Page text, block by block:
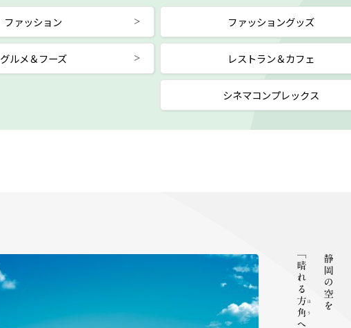
ファッション ファッショングッズ
グルメ＆フーズ レストラン＆カフェ
シネマコンプレックス